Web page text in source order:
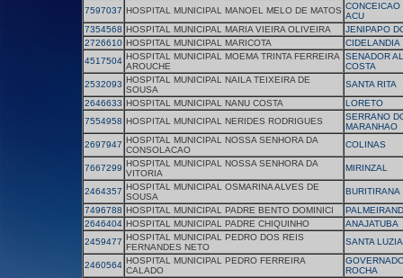
7597037 HOSPITAL MUNICIPAL MANOEL MELO DE MATOS CONCEICAO
ACU
7354568 HOSPITAL MUNICIPAL MARIA VIEIRA OLIVEIRA
JENIPAPO
2726610 HOSPITAL MUNICIPAL MARICOTA
CIDELANDIA
4517504 HOSPITAL MUNICIPAL MOEMA TRINTA FERREIRA
AROUCHE
SENADOR
COSTA
2532093 HOSPITAL MUNICIPAL NAILA TEIXEIRA DE
SOUSA
SANTA RITA
2646633 HOSPITAL MUNICIPAL NANU COSTA
LORETO
7554958 HOSPITAL MUNICIPAL NERIDES RODRIGUES
SERRANO
MARANHAO
2697947 HOSPITAL MUNICIPAL NOSSA SENHORA DA
CONSOLACAO
COLINAS
7667299 HOSPITAL MUNICIPAL NOSSA SENHORA DA
VITORIA
MIRINZAL
2464357 HOSPITAL MUNICIPAL OSMARINA ALVES DE
SOUSA
BURITIRANA
7496788 HOSPITAL MUNICIPAL PADRE BENTO DOMINICI
2646404 HOSPITAL MUNICIPAL PADRE CHIQUINHO
ANAJATUBA
2459477 HOSPITAL MUNICIPAL PEDRO DOS REIS
FERNANDES NETO
SANTA LUZIA
2460564 HOSPITAL MUNICIPAL PEDRO FERREIRA
CALADO
ROCHA